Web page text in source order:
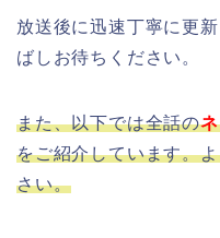
放送後に迅速丁寧に更
ばしお待ちください。
また、以下では全話の
をご紹介しています。
さい。